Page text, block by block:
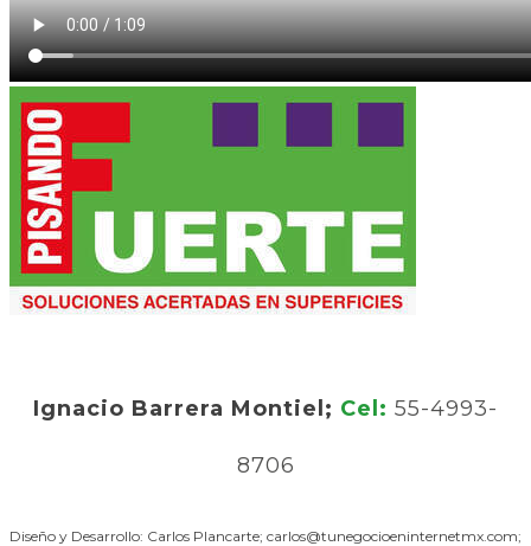
Ignacio Barrera Montiel; Cel: 55-4993-
8706
Diseño y Desarrollo: Carlos Plancarte; carlos@tunegocioeninternetmx.com;